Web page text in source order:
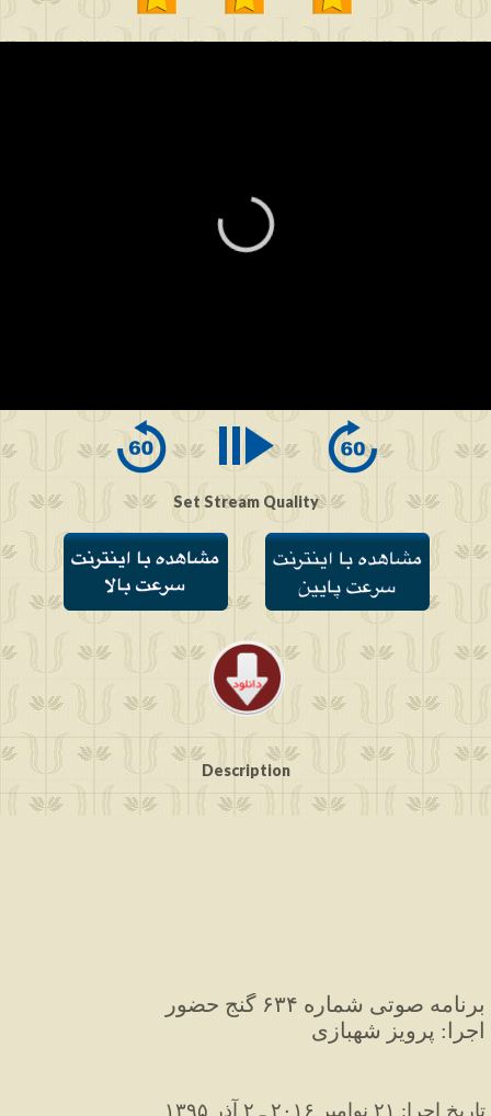
of
Set Stream Quality
Description
برنامه صوتی شماره ۶۳۴ گنج حضور
اجرا: پرویز شهبازی
۱۳۹۵ تاریخ اجرا: ۲۱ نوامبر ۲۰۱۶ ـ ۲ آذر